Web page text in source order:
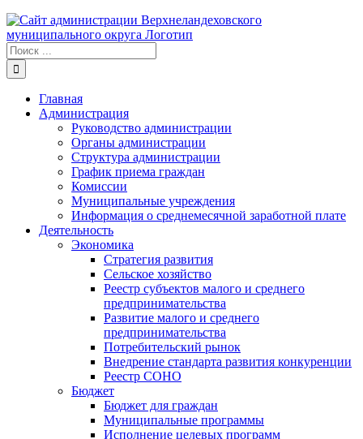
Результат
поиска:
Главная
Администрация
Руководство администрации
Органы администрации
Структура администрации
График приема граждан
Комиссии
Муниципальные учреждения
Информация о среднемесячной заработной плате
Деятельность
Экономика
Стратегия развития
Сельское хозяйство
Реестр субъектов малого и среднего
предпринимательства
Развитие малого и среднего
предпринимательства
Потребительский рынок
Внедрение стандарта развития конкуренции
Реестр СОНО
Бюджет
Бюджет для граждан
Муниципальные программы
Исполнение целевых программ